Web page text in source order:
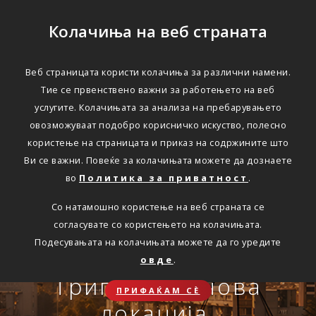
Колачиња на веб страната
Веб страницата користи колачиња за различни намени.
Тие се првенствено важни за работењето на веб
услугите. Колачињата за анализа на пребарувањето
овозможуваат подобро корисничко искуство, полесно
користење на страницата и приказ на содржините што
Ви се важни. Повеќе за колачињата можете да дознаете
во Политика за приватност .
Со натамошно користење на веб страната се
согласувате со користењето на колачињата.
Подесувањата на колачињата можете да го уредите
овде .
ПРИФАЌАМ СЀ
Триглав на нова
Сѐ ќе биде во ред
Совет, информација или инспирација за секоја животна
Онлајн пријава на
осигурен случај преку
OneID
Travel Smart и Travel
Smart Plus
Едноставно преку
интернет
АВТОМОБИЛСКА ОДГОВОРНОСТ
Oнлајн обнова на осигурување.
ЗДРАВСТВЕНО ПАТНИЧКО